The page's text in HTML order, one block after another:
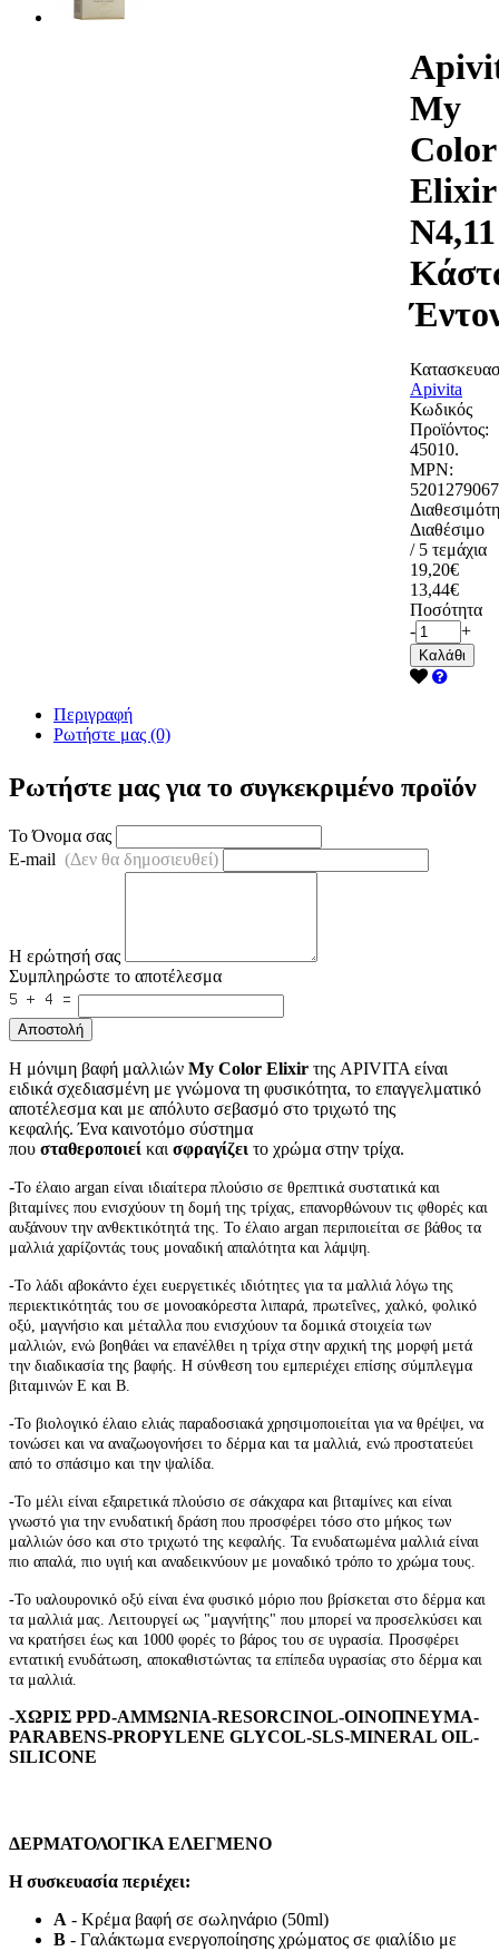
My
Color
Elixir
N4,11
Apivita
Κωδικός
Προϊόντος:
45010.
MPN:
Διαθέσιμο
/ 5 τεμάχια
19,20€
13,44€
Ποσότητα
-
+
Καλάθι
Περιγραφή
Ρωτήστε μας (0)
Ρωτήστε μας για το συγκεκριμένο προϊόν
Το Όνομα σας
E-mail (Δεν θα δημοσιευθεί)
Η ερώτησή σας
Συμπληρώστε το αποτέλεσμα
Αποστολή
Η μόνιμη βαφή μαλλιών My Color Elixir της APIVITA είναι
ειδικά σχεδιασμένη με γνώμονα τη φυσικότητα, το επαγγελματικό
αποτέλεσμα και με απόλυτο σεβασμό στο τριχωτό της
κεφαλής.Ένα καινοτόμο σύστημα
που σταθεροποιεί και σφραγίζει το χρώμα στην τρίχα.
-Το έλαιο argan είναι ιδιαίτερα πλούσιο σε θρεπτικά συστατικά και
βιταμίνες που ενισχύουν τη δομή της τρίχας, επανορθώνουν τις φθορές και
αυξάνουν την ανθεκτικότητά της. Το έλαιο argan περιποιείται σε βάθος τα
μαλλιά χαρίζοντάς τους μοναδική απαλότητα και λάμψη.
-Το λάδι αβοκάντο έχει ευεργετικές ιδιότητες για τα μαλλιά λόγω της
περιεκτικότητάς του σε μονοακόρεστα λιπαρά, πρωτεΐνες, χαλκό, φολικό
οξύ, μαγνήσιο και μέταλλα που ενισχύουν τα δομικά στοιχεία των
μαλλιών, ενώ βοηθάει να επανέλθει η τρίχα στην αρχική της μορφή μετά
την διαδικασία της βαφής. Η σύνθεση του εμπεριέχει επίσης σύμπλεγμα
βιταμινών Ε και Β.
-Το βιολογικό έλαιο ελιάς παραδοσιακά χρησιμοποιείται για να θρέψει, να
τονώσει και να αναζωογονήσει το δέρμα και τα μαλλιά, ενώ προστατεύει
από το σπάσιμο και την ψαλίδα.
-Το μέλι είναι εξαιρετικά πλούσιο σε σάκχαρα και βιταμίνες και είναι
γνωστό για την ενυδατική δράση που προσφέρει τόσο στο μήκος των
μαλλιών όσο και στο τριχωτό της κεφαλής. Τα ενυδατωμένα μαλλιά είναι
πιο απαλά, πιο υγιή και αναδεικνύουν με μοναδικό τρόπο το χρώμα τους.
-Το υαλουρονικό οξύ είναι ένα φυσικό μόριο που βρίσκεται στο δέρμα και
τα μαλλιά μας. Λειτουργεί ως "μαγνήτης" που μπορεί να προσελκύσει και
να κρατήσει έως και 1000 φορές το βάρος του σε υγρασία. Προσφέρει
εντατική ενυδάτωση, αποκαθιστώντας τα επίπεδα υγρασίας στο δέρμα και
τα μαλλιά.
-ΧΩΡΙΣ PPD-ΑΜΜΩΝΙΑ-RESORCINOL-ΟΙΝΟΠΝΕΥΜΑ-
PARABENS-PROPYLENE GLYCOL-SLS-MINERAL OIL-
SILICONE
ΔΕΡΜΑΤΟΛΟΓΙΚΑ ΕΛΕΓΜΕΝΟ
Η συσκευασία περιέχει:
A - Κρέμα βαφή σε σωληνάριο (50ml)
B - Γαλάκτωμα ενεργοποίησης χρώματος σε φιαλίδιο με